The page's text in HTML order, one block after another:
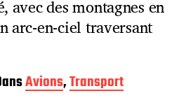
avec des montagnes en
arc-en-ciel traversant
Avions,Transport